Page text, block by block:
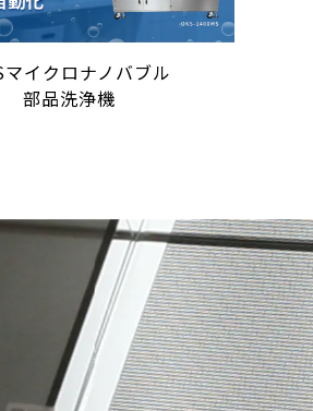
マイクロナノバブル
部品洗浄機